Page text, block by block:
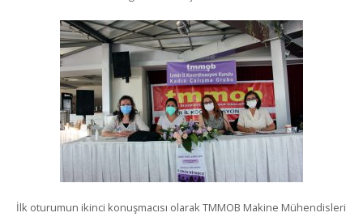
İlk oturumun ikinci konuşmacısı olarak TMMOB Makine Mühendisleri